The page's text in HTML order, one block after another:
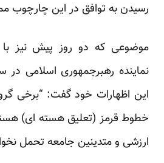
رسیدن به توافق در این چارچوب
موضوعی که دو روز پیش نیز
نماینده رهبرجمهوری اسلامی در
این اظهارات خود گفت: “برخی
خطوط قرمز (تعلیق هسته ای)
ارزشی و متدینین جامعه تحمل